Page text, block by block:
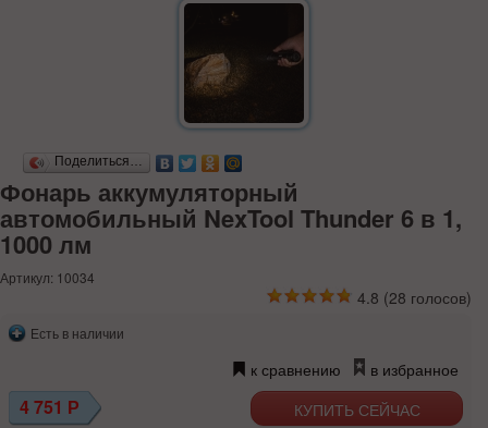
Поделиться…
Фонарь аккумуляторный
автомобильный NexTool Thunder 6 в 1,
1000 лм
Артикул: 10034
4.8 (28 голосов)
Есть в наличии
к сравнению в избранное
4 751 Р